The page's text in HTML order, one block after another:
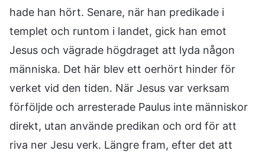
hade han hört. Senare, när han predikade i
templet och runtom i landet, gick han emot
Jesus och vägrade högdraget att lyda någon
människa. Det här blev ett oerhört hinder för
verket vid den tiden. När Jesus var verksam
förföljde och arresterade Paulus inte människor
direkt, utan använde predikan och ord för att
riva ner Jesu verk. Längre fram, efter det att